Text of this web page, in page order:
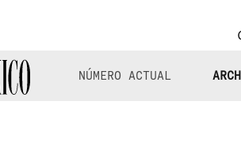
NÚMERO ACTUAL